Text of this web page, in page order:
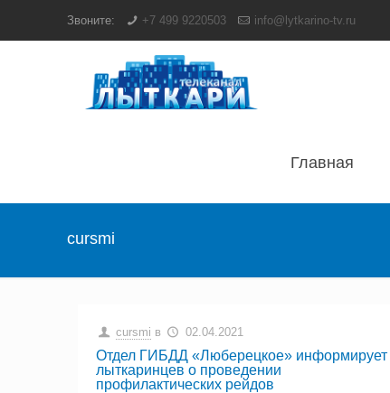
Звоните: +7 499 9220503 info@lytkarino-tv.ru
Главная
cursmi
cursmi в 02.04.2021
Отдел ГИБДД «Люберецкое» информирует
лыткаринцев о проведении
профилактических рейдов